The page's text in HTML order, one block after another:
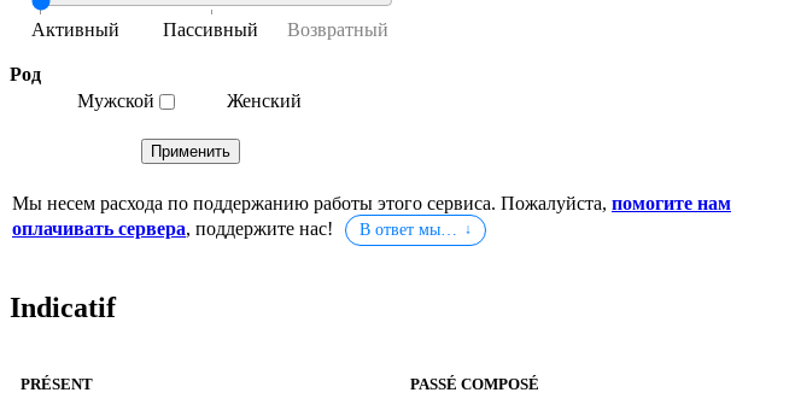
Род
Мужской
Женский
Мы несем расхода по поддержанию работы этого сервиса. Пожалуйста, помогите нам
оплачивать сервера, поддержите нас! В ответ мы…
Indicatif
PRÉSENT PASSÉ COMPOSÉ